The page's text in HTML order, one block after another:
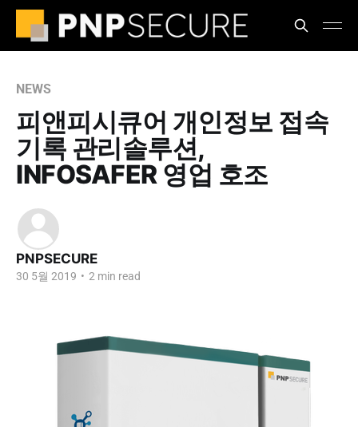
NEWS
피앤피시큐어 개인정보 접속
기록 관리솔루션,
INFOSAFER 영업 호조
PNPSECURE
30 5월 2019 • 2 min read